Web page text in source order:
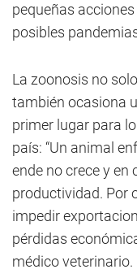
pequeñas
posibles
La zoonosis no
también ocasiona
primer lugar para
país: “Un animal
ende no crece y en
productividad. Por
impedir
pérdidas
médico veterinario.